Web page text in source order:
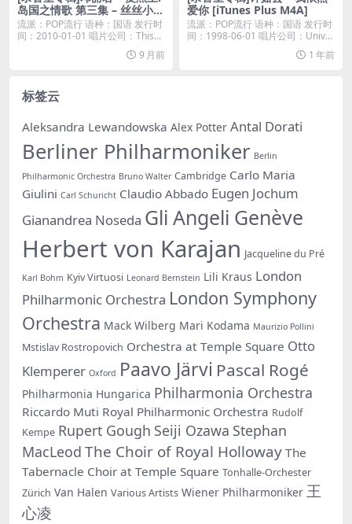
岛国之情歌 第三集 – 丝丝小雨
(2010) [iTunes Plus M4A]
流派：POP流行 语种：国语 发行时
间：2010-01-01 唱片公司：This...
9 月前
爱你 [iTunes Plus M4A]
流派：POP流行 语种：国语 发行时
间：1998-06-01 唱片公司：Univ...
1 年前
标签云
Aleksandra Lewandowska Alex Potter Antal Dorati
Berliner Philharmoniker Berlin
Philharmonic Orchestra Bruno Walter Cambridge Carlo Maria
Giulini Carl Schuricht Claudio Abbado Eugen Jochum
Gianandrea Noseda Gli Angeli Genève
Herbert von Karajan Jacqueline du Pré
Karl Bohm Kyiv Virtuosi Leonard Bernstein Lili Kraus London
Philharmonic Orchestra London Symphony
Orchestra Mack Wilberg Mari Kodama Maurizio Pollini
Mstislav Rostropovich Orchestra at Temple Square Otto
Klemperer Oxford Paavo Järvi Pascal Rogé
Philharmonia Hungarica Philharmonia Orchestra
Riccardo Muti Royal Philharmonic Orchestra Rudolf
Kempe Rupert Gough Seiji Ozawa Stephan
MacLeod The Choir of Royal Holloway The
Tabernacle Choir at Temple Square Tonhalle-Orchester
Zürich Van Halen Various Artists Wiener Philharmoniker 王
心凌